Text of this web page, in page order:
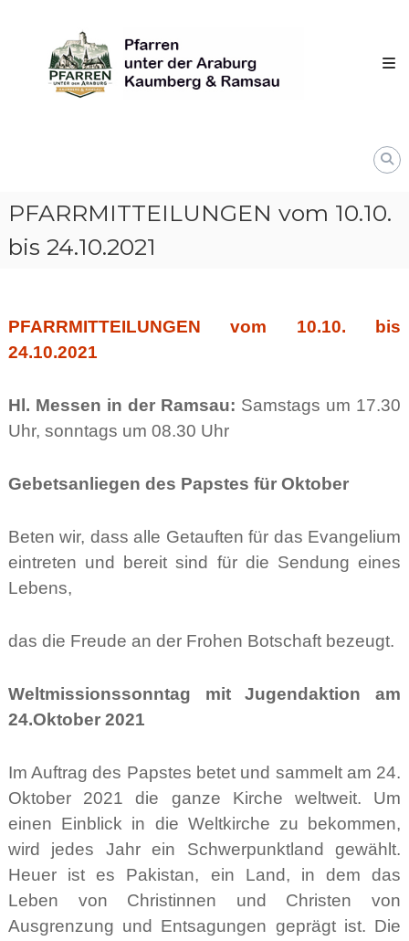
content
unter
derAraburg
Kaumberg
PFARRMITTEILUNGEN vom 10.10.
bis 24.10.2021
PFARRMITTEILUNGEN vom 10.10. bis
24.10.2021
Hl. Messen in der Ramsau: Samstags um 17.30
Uhr, sonntags um 08.30 Uhr
Gebetsanliegen des Papstes für Oktober
Beten wir, dass alle Getauften für das Evangelium
eintreten und bereit sind für die Sendung eines
Lebens,
das die Freude an der Frohen Botschaft bezeugt.
Weltmissionssonntag mit Jugendaktion am
24.Oktober 2021
Im Auftrag des Papstes betet und sammelt am 24.
Oktober 2021 die ganze Kirche weltweit. Um
einen Einblick in die Weltkirche zu bekommen,
wird jedes Jahr ein Schwerpunktland gewählt.
Heuer ist es Pakistan, ein Land, in dem das
Leben von Christinnen und Christen von
Ausgrenzung und Entsagungen geprägt ist. Die